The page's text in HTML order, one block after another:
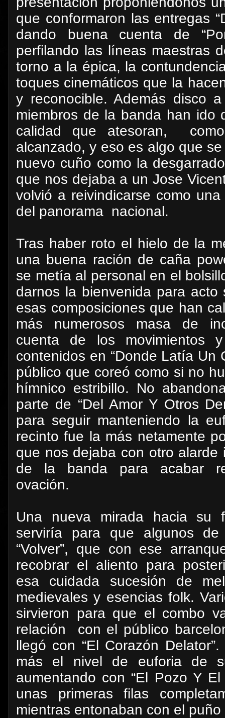
que conformaron las entregas
dando buena cuenta de
perfilando las líneas maestras
torno a la épica, la
toques cinemáticos que la
y reconocible. Además disco
miembros de la banda han ido
calidad que atesoran,
alcanzado, y eso es algo que
nuevo cuño como la
que nos dejaba a un Jose
volvió a reivindicarse como
del panorama nacional.
Tras haber roto el hielo de la
una buena ración de caña
se metía al personal en el
darnos la bienvenida para
esas composiciones que han
más numerosos masa de
cuenta de los movimientos
contenidos en “Donde Latía Un
público que coreó como si no
hímnico estribillo. No
parte de “Del Amor Y Otros
para seguir manteniendo la
recinto fue la más netamente
que nos dejaba con otro alarde
de la banda para acabar
ovación.
Una nueva mirada hacia su
serviría para que algunos de
“Volver”, que con ese
recobrar el aliento para
esa cuidada sucesión de
medievales y esencias folk.
sirvieron para que el combo
relación
con el público
llegó con “El Corazón
más el nivel de euforia de
aumentando con “El Pozo Y
unas primeras filas
mientras entonaban con el